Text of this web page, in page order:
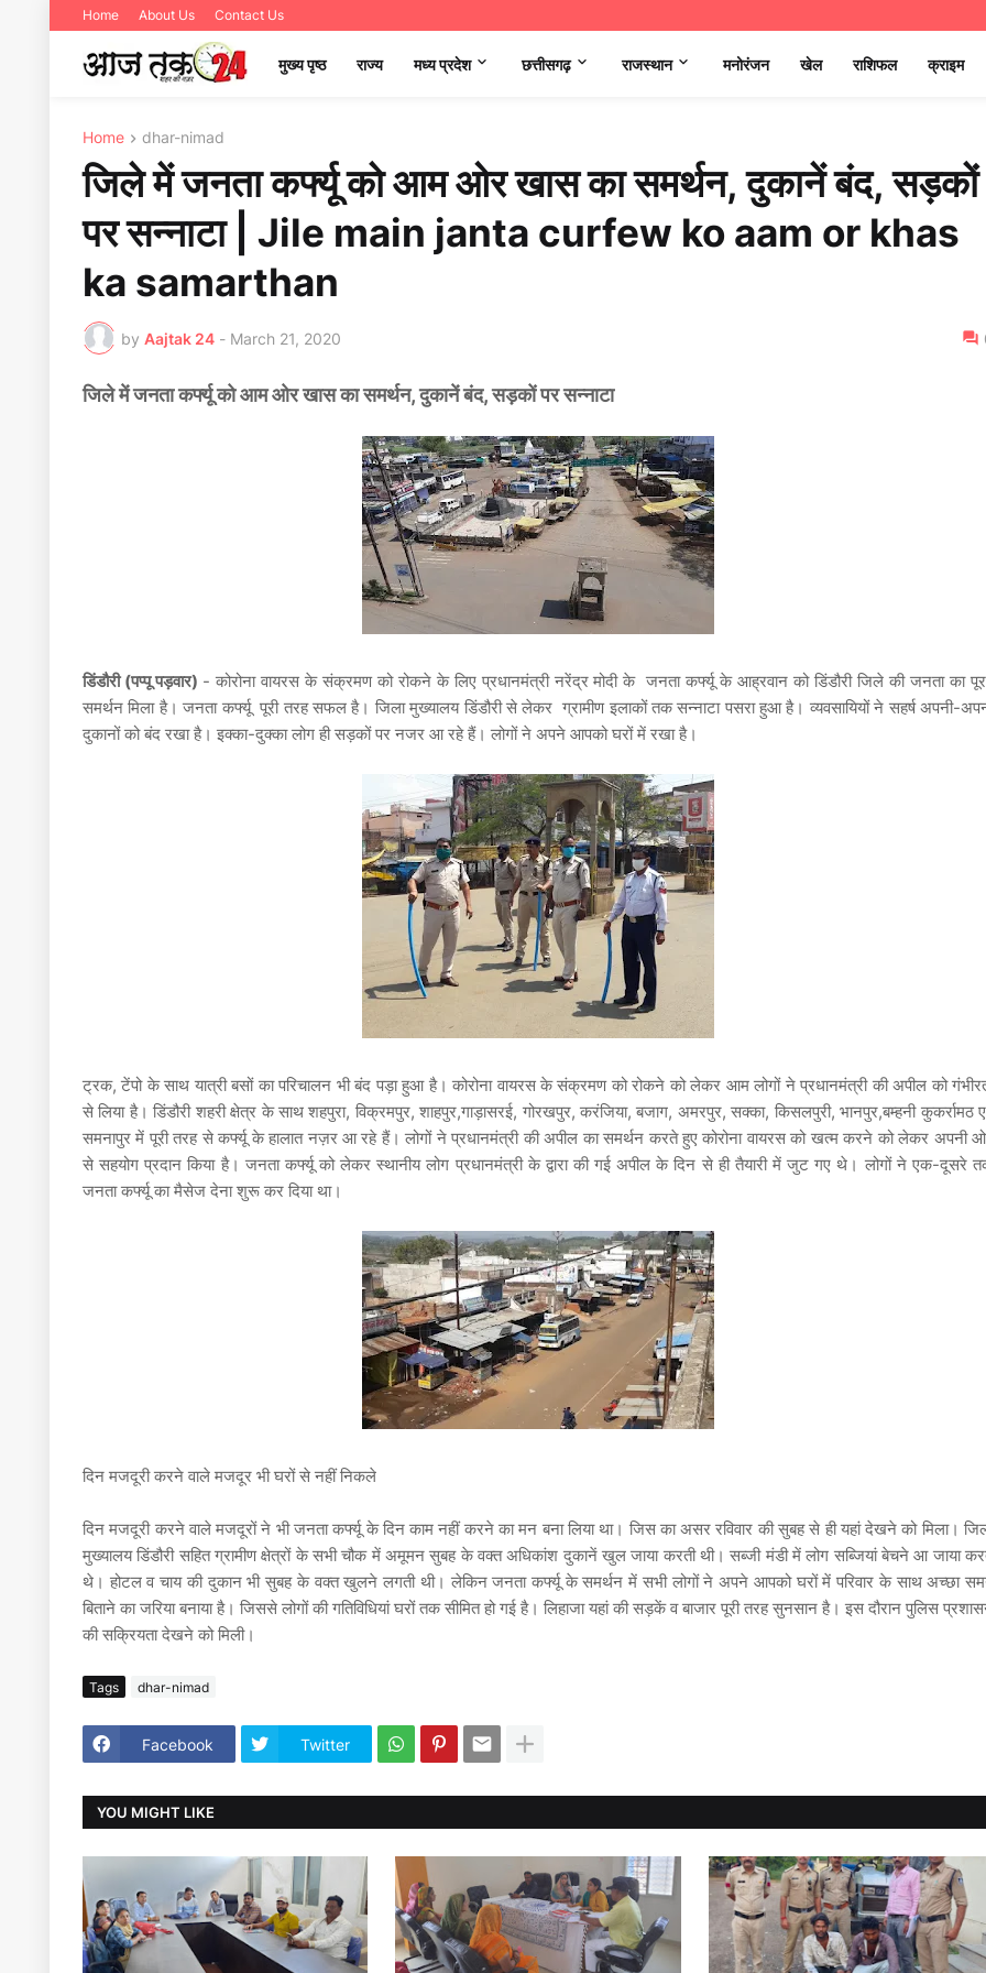
Home About Us Contact Us
मुख्य पृष्ठ राज्य मध्‍य प्रदेश छत्तीसगढ़ राजस्थान मनोरंजन खेल राशिफल क्राइम
Home dhar-nimad
जिले में जनता कर्फ्यू को आम ओर खास का समर्थन, दुकानें बंद, सड़कों
पर सन्‍नाटा | Jile main janta curfew ko aam or khas
ka samarthan
by Aajtak 24 - March 21, 2020
जिले में जनता कर्फ्यू को आम ओर खास का समर्थन, दुकानें बंद, सड़कों पर सन्‍नाटा
डिंडौरी (पप्पू पड़वार) - कोरोना वायरस के संक्रमण को रोकने के लिए प्रधानमंत्री नरेंद्र मोदी के जनता कर्फ्यू के आह्रवान को डिंडौरी जिले की जनता का
समर्थन मिला है। जनता कर्फ्यू पूरी तरह सफल है। जिला मुख्‍यालय डिंडौरी से लेकर ग्रामीण इलाकों तक सन्नाटा पसरा हुआ है। व्यवसायियों ने सहर्ष अपनी-
दुकानों को बंद रखा है। इक्का-दुक्का लोग ही सड़कों पर नजर आ रहे हैं। लोगों ने अपने आपको घरों में रखा है।
ट्रक, टेंपो के साथ यात्री बसों का परिचालन भी बंद पड़ा हुआ है। कोरोना वायरस के संक्रमण को रोकने को लेकर आम लोगों ने प्रधानमंत्री की अपील को
से लिया है। डिंडौरी शहरी क्षेत्र के साथ शहपुरा, विक्रमपुर, शाहपुर,गाड़ासरई, गोरखपुर, करंजिया, बजाग, अमरपुर, सक्का, किसलपुरी, भानपुर,बम्हनी कुकर्रामठ
समनापुर में पूरी तरह से कर्फ्यू के हालात नज़र आ रहे हैं। लोगों ने प्रधानमंत्री की अपील का समर्थन करते हुए कोरोना वायरस को खत्म करने को लेकर अपनी
से सहयोग प्रदान किया है। जनता कर्फ्यू को लेकर स्थानीय लोग प्रधानमंत्री के द्वारा की गई अपील के दिन से ही तैयारी में जुट गए थे। लोगों ने एक-दूसरे
जनता कर्फ्यू का मैसेज देना शुरू कर दिया था।
दिन मजदूरी करने वाले मजदूर भी घरों से नहीं निकले
दिन मजदूरी करने वाले मजदूरों ने भी जनता कर्फ्यू के दिन काम नहीं करने का मन बना लिया था। जिस का असर रविवार की सुबह से ही यहां देखने को मिला।
मुख्यालय डिंडौरी सहित ग्रामीण क्षेत्रों के सभी चौक में अमूमन सुबह के वक्त अधिकांश दुकानें खुल जाया करती थी। सब्जी मंडी में लोग सब्जियां बेचने आ जाया
थे। होटल व चाय की दुकान भी सुबह के वक्त खुलने लगती थी। लेकिन जनता कर्फ्यू के समर्थन में सभी लोगों ने अपने आपको घरों में परिवार के साथ अच्छा
बिताने का जरिया बनाया है। जिससे लोगों की गतिविधियां घरों तक सीमित हो गई है। लिहाजा यहां की सड़कें व बाजार पूरी तरह सुनसान है। इस दौरान पुलिस
की सक्रियता देखने को मिली।
Tags dhar-nimad
Facebook Twitter
YOU MIGHT LIKE